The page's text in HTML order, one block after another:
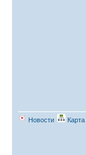
Новости